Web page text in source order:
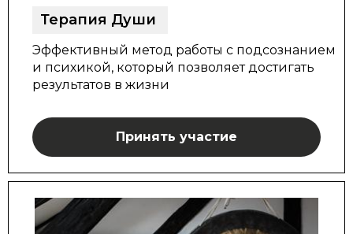
Терапия Души
Эффективный метод работы с подсознанием
и психикой, который позволяет достигать
результатов в жизни
Принять участие